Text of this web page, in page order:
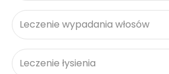
Leczenie wypadania włosów
Leczenie łysienia